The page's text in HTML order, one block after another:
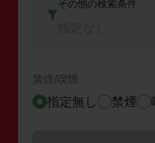
その他の検索条件
禁煙/喫煙
指定無し 禁煙